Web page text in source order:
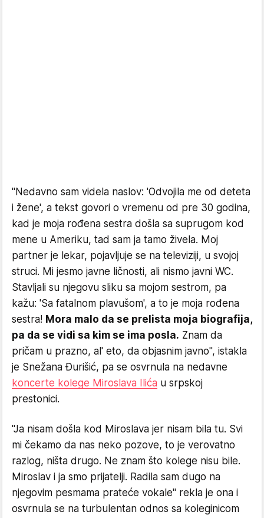
"Nedavno sam videla naslov: 'Odvojila me od deteta
i žene', a tekst govori o vremenu od pre 30 godina,
kad je moja rođena sestra došla sa suprugom kod
mene u Ameriku, tad sam ja tamo živela. Moj
partner je lekar, pojavljuje se na televiziji, u svojoj
struci. Mi jesmo javne ličnosti, ali nismo javni WC.
Stavljali su njegovu sliku sa mojom sestrom, pa
kažu: 'Sa fatalnom plavušom', a to je moja rođena
sestra! Mora malo da se prelista moja biografija,
pa da se vidi sa kim se ima posla. Znam da
pričam u prazno, al' eto, da objasnim javno", istakla
je Snežana Đurišić, pa se osvrnula na nedavne
koncerte kolege Miroslava Ilića u srpskoj
prestonici.
"Ja nisam došla kod Miroslava jer nisam bila tu. Svi
mi čekamo da nas neko pozove, to je verovatno
razlog, ništa drugo. Ne znam što kolege nisu bile.
Miroslav i ja smo prijatelji. Radila sam dugo na
njegovim pesmama prateće vokale" rekla je ona i
osvrnula se na turbulentan odnos sa koleginicom